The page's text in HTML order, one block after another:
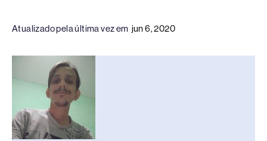
e
b
o
k
a
d
e
dI
sk
y
s
A Li
Atualizado pela última vez em jun 6, 2020